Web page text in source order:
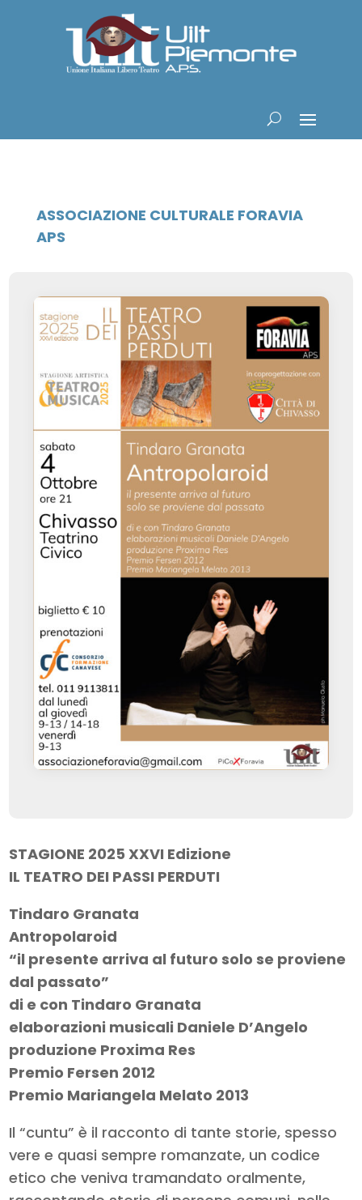
ASSOCIAZIONE CULTURALE FORAVIA
APS
STAGIONE 2025 XXVI Edizione
IL TEATRO DEI PASSI PERDUTI
Tindaro Granata
Antropolaroid
“il presente arriva al futuro solo se proviene
dal passato”
di e con Tindaro Granata
elaborazioni musicali Daniele D’Angelo
produzione Proxima Res
Premio Fersen 2012
Premio Mariangela Melato 2013
Il “cuntu” è il racconto di tante storie, spesso
vere e quasi sempre romanzate, un codice
etico che veniva tramandato oralmente,